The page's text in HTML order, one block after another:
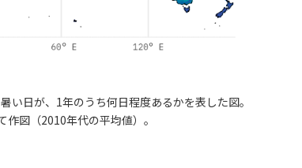
日が、1年のうち何日程度あるかを表した図。
作図（2010年代の平均値）。